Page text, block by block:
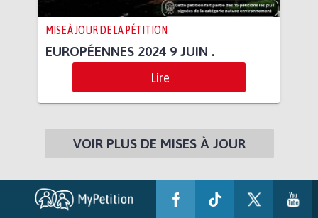
MISE À JOUR DE LA PÉTITION
EUROPÉENNES 2024 9 JUIN .
Lire
VOIR PLUS DE MISES À JOUR